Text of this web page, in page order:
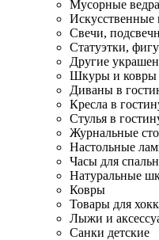
Мусорные ведра
Искусственные
Свечи,
Статуэтки,
Другие
Шкуры и ковры
Диваны в
Кресла в
Стулья в
Журнальные
Настольные
Часы для
Натуральные
Ковры
Товары для
Лыжи и
Санки детские